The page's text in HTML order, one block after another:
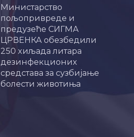
Министарство
пољопривреде и
предузеће СИГМА
ЦРВЕНКА обезбедили
250 хиљада литара
дезинфекционих
средстава за сузбијање
болести животиња